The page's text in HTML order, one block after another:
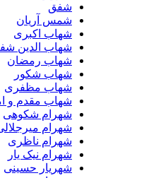
شمس آریان
شهاب اکبری
شهاب الدین شفائی
شهاب رمضان
شهاب شکور
شهاب مظفری
شهاب مقدم و امید طیبی
شهرام شکوهی
شهرام میرجلالی
شهرام ناظری
شهرام نیک یار
شهریار حسینی